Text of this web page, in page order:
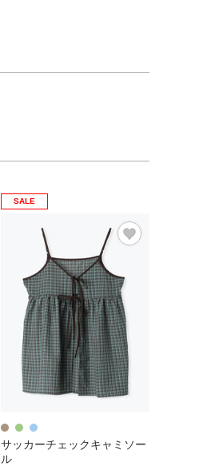
SALE
サッカーチェックキャミソー
ル